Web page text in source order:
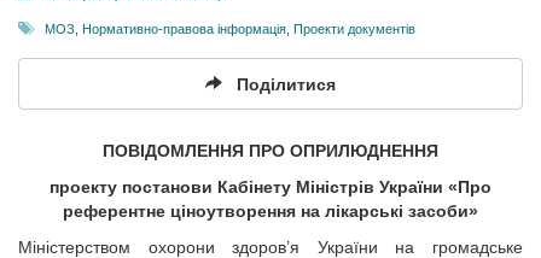
МОЗ Нормативно-правова інформація Проекти документів
Поділитися
ПОВІДОМЛЕННЯ ПРО ОПРИЛЮДНЕННЯ
проекту постанови Кабінету Міністрів України «Про
референтне ціноутворення на лікарські засоби»
Міністерством охорони здоров’я України на громадське